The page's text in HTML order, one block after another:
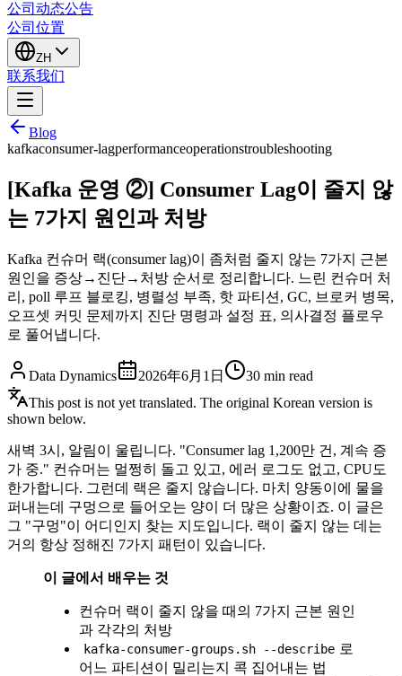
公司动态公告
公司位置
ZH
联系我们
Blog
kafkaconsumer-lagperformanceoperationstroubleshooting
[Kafka 운영 ②] Consumer Lag이 줄지 않
는 7가지 원인과 처방
Kafka 컨슈머 랙(consumer lag)이 좀처럼 줄지 않는 7가지 근본
원인을 증상→진단→처방 순서로 정리합니다. 느린 컨슈머 처
리, poll 루프 블로킹, 병렬성 부족, 핫 파티션, GC, 브로커 병목,
오프셋 커밋 문제까지 진단 명령과 설정 표, 의사결정 플로우
로 풀어냅니다.
Data Dynamics 2026年6月1日 30 min read
This post is not yet translated. The original Korean version is
shown below.
새벽 3시, 알림이 울립니다. "Consumer lag 1,200만 건, 계속 증
가 중." 컨슈머는 멀쩡히 돌고 있고, 에러 로그도 없고, CPU도
한가합니다. 그런데 랙은 줄지 않습니다. 마치 양동이에 물을
퍼내는데 구멍으로 들어오는 양이 더 많은 상황이죠. 이 글은
그 "구멍"이 어디인지 찾는 지도입니다. 랙이 줄지 않는 데는
거의 항상 정해진 7가지 패턴이 있습니다.
이 글에서 배우는 것
컨슈머 랙이 줄지 않을 때의 7가지 근본 원인
과 각각의 처방
kafka-consumer-groups.sh --describe 로
어느 파티션이 밀리는지 콕 집어내는 법